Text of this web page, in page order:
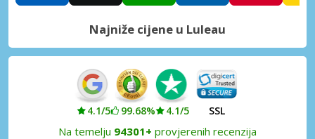
Najniže cijene u Luleau
4.1/5 99.68% 4.1/5 SSL
Na temelju 94301+ provjerenih recenzija